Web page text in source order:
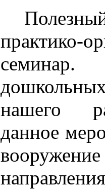
практико-
семинар.
нашего
данное